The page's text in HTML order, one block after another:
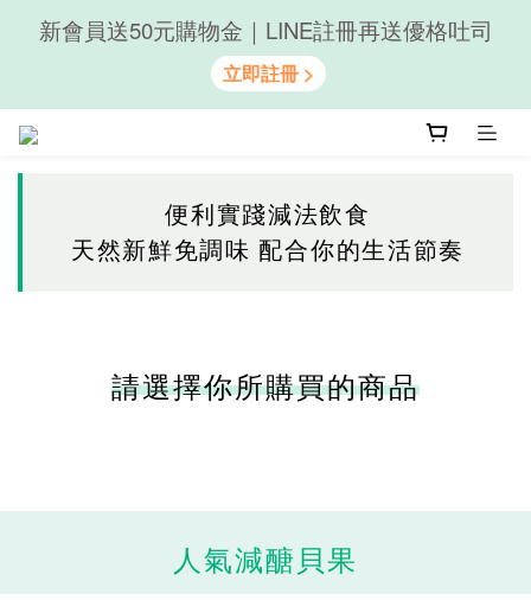
隨心享受｜貝果任選6組$899
新會員送50元購物金｜LINE註冊再送優格吐司
便利實踐減法飲食
天然新鮮免調味 配合你的生活節奏
請選擇你所購買的商品
人氣減醣貝果